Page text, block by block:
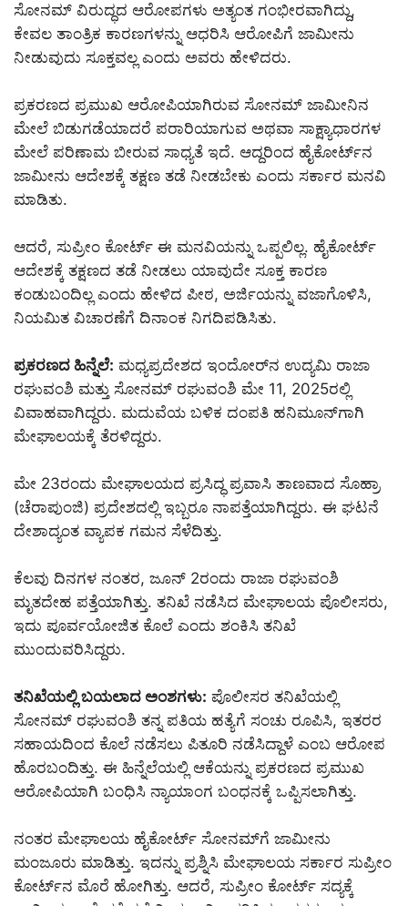
ಸೋನಮ್‌ ವಿರುದ್ಧದ ಆರೋಪಗಳು ಅತ್ಯಂತ ಗಂಭೀರವಾಗಿದ್ದು,
ಕೇವಲ ತಾಂತ್ರಿಕ ಕಾರಣಗಳನ್ನು ಆಧರಿಸಿ ಆರೋಪಿಗೆ ಜಾಮೀನು
ನೀಡುವುದು ಸೂಕ್ತವಲ್ಲ ಎಂದು ಅವರು ಹೇಳಿದರು.
ಪ್ರಕರಣದ ಪ್ರಮುಖ ಆರೋಪಿಯಾಗಿರುವ ಸೋನಮ್‌ ಜಾಮೀನಿನ
ಮೇಲೆ ಬಿಡುಗಡೆಯಾದರೆ ಪರಾರಿಯಾಗುವ ಅಥವಾ ಸಾಕ್ಷ್ಯಾಧಾರಗಳ
ಮೇಲೆ ಪರಿಣಾಮ ಬೀರುವ ಸಾಧ್ಯತೆ ಇದೆ. ಆದ್ದರಿಂದ ಹೈಕೋರ್ಟ್‌ನ
ಜಾಮೀನು ಆದೇಶಕ್ಕೆ ತಕ್ಷಣ ತಡೆ ನೀಡಬೇಕು ಎಂದು ಸರ್ಕಾರ ಮನವಿ
ಮಾಡಿತು.
ಆದರೆ, ಸುಪ್ರೀಂ ಕೋರ್ಟ್‌ ಈ ಮನವಿಯನ್ನು ಒಪ್ಪಲಿಲ್ಲ. ಹೈಕೋರ್ಟ್‌
ಆದೇಶಕ್ಕೆ ತಕ್ಷಣದ ತಡೆ ನೀಡಲು ಯಾವುದೇ ಸೂಕ್ತ ಕಾರಣ
ಕಂಡುಬಂದಿಲ್ಲ ಎಂದು ಹೇಳಿದ ಪೀಠ, ಅರ್ಜಿಯನ್ನು ವಜಾಗೊಳಿಸಿ,
ನಿಯಮಿತ ವಿಚಾರಣೆಗೆ ದಿನಾಂಕ ನಿಗದಿಪಡಿಸಿತು.
ಪ್ರಕರಣದ ಹಿನ್ನೆಲೆ: ಮಧ್ಯಪ್ರದೇಶದ ಇಂದೋರ್‌ನ ಉದ್ಯಮಿ ರಾಜಾ
ರಘುವಂಶಿ ಮತ್ತು ಸೋನಮ್‌ ರಘುವಂಶಿ ಮೇ 11, 2025ರಲ್ಲಿ
ವಿವಾಹವಾಗಿದ್ದರು. ಮದುವೆಯ ಬಳಿಕ ದಂಪತಿ ಹನಿಮೂನ್‌ಗಾಗಿ
ಮೇಘಾಲಯಕ್ಕೆ ತೆರಳಿದ್ದರು.
ಮೇ 23ರಂದು ಮೇಘಾಲಯದ ಪ್ರಸಿದ್ಧ ಪ್ರವಾಸಿ ತಾಣವಾದ ಸೊಹ್ರಾ
(ಚೆರಾಪುಂಜಿ) ಪ್ರದೇಶದಲ್ಲಿ ಇಬ್ಬರೂ ನಾಪತ್ತೆಯಾಗಿದ್ದರು. ಈ ಘಟನೆ
ದೇಶಾದ್ಯಂತ ವ್ಯಾಪಕ ಗಮನ ಸೆಳೆದಿತ್ತು.
ಕೆಲವು ದಿನಗಳ ನಂತರ, ಜೂನ್‌ 2ರಂದು ರಾಜಾ ರಘುವಂಶಿ
ಮೃತದೇಹ ಪತ್ತೆಯಾಗಿತ್ತು. ತನಿಖೆ ನಡೆಸಿದ ಮೇಘಾಲಯ ಪೊಲೀಸರು,
ಇದು ಪೂರ್ವಯೋಜಿತ ಕೊಲೆ ಎಂದು ಶಂಕಿಸಿ ತನಿಖೆ
ಮುಂದುವರಿಸಿದ್ದರು.
ತನಿಖೆಯಲ್ಲಿ ಬಯಲಾದ ಅಂಶಗಳು: ಪೊಲೀಸರ ತನಿಖೆಯಲ್ಲಿ
ಸೋನಮ್‌ ರಘುವಂಶಿ ತನ್ನ ಪತಿಯ ಹತ್ಯೆಗೆ ಸಂಚು ರೂಪಿಸಿ, ಇತರರ
ಸಹಾಯದಿಂದ ಕೊಲೆ ನಡೆಸಲು ಪಿತೂರಿ ನಡೆಸಿದ್ದಾಳೆ ಎಂಬ ಆರೋಪ
ಹೊರಬಂದಿತ್ತು. ಈ ಹಿನ್ನೆಲೆಯಲ್ಲಿ ಆಕೆಯನ್ನು ಪ್ರಕರಣದ ಪ್ರಮುಖ
ಆರೋಪಿಯಾಗಿ ಬಂಧಿಸಿ ನ್ಯಾಯಾಂಗ ಬಂಧನಕ್ಕೆ ಒಪ್ಪಿಸಲಾಗಿತ್ತು.
ನಂತರ ಮೇಘಾಲಯ ಹೈಕೋರ್ಟ್‌ ಸೋನಮ್‌ಗೆ ಜಾಮೀನು
ಮಂಜೂರು ಮಾಡಿತ್ತು. ಇದನ್ನು ಪ್ರಶ್ನಿಸಿ ಮೇಘಾಲಯ ಸರ್ಕಾರ ಸುಪ್ರೀಂ
ಕೋರ್ಟ್‌ನ ಮೊರೆ ಹೋಗಿತ್ತು. ಆದರೆ, ಸುಪ್ರೀಂ ಕೋರ್ಟ್‌ ಸದ್ಯಕ್ಕೆ